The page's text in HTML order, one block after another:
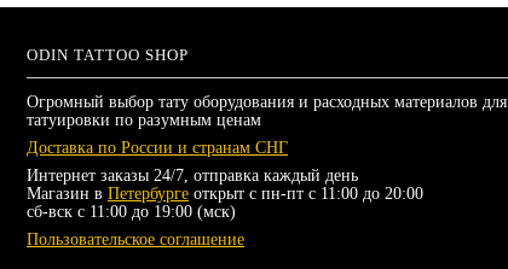
ODIN TATTOO SHOP
Огромный выбор тату оборудования и расходных материалов для
татуировки по разумным ценам
Доставка по России и странам СНГ
Интернет заказы 24/7, отправка каждый день
Магазин в Петербурге открыт с пн-пт с 11:00 до 20:00
сб-вск с 11:00 до 19:00 (мск)
Пользовательское соглашение